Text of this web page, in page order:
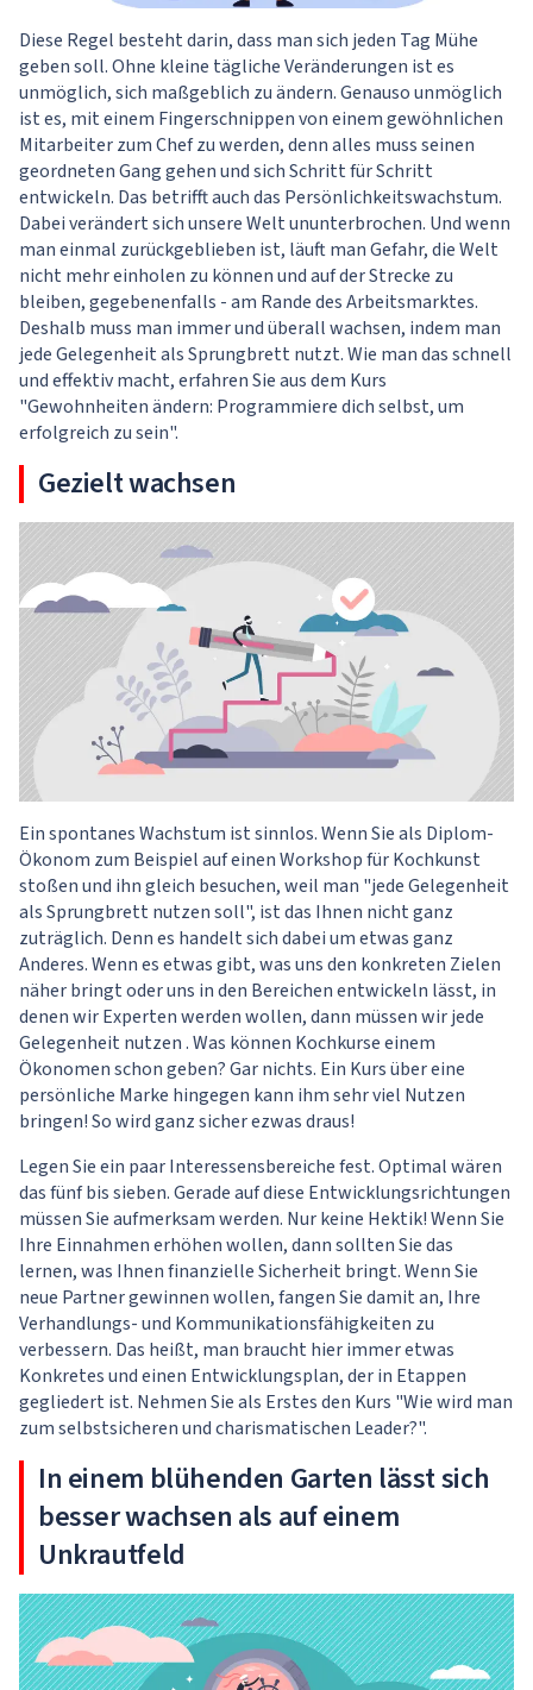
Diese Regel besteht darin, dass man sich jeden Tag Mühe
geben soll. Ohne kleine tägliche Veränderungen ist es
unmöglich, sich maßgeblich zu ändern. Genauso unmöglich
ist es, mit einem Fingerschnippen von einem gewöhnlichen
Mitarbeiter zum Chef zu werden, denn alles muss seinen
geordneten Gang gehen und sich Schritt für Schritt
entwickeln. Das betrifft auch das Persönlichkeitswachstum.
Dabei verändert sich unsere Welt ununterbrochen. Und wenn
man einmal zurückgeblieben ist, läuft man Gefahr, die Welt
nicht mehr einholen zu können und auf der Strecke zu
bleiben, gegebenenfalls - am Rande des Arbeitsmarktes.
Deshalb muss man immer und überall wachsen, indem man
jede Gelegenheit als Sprungbrett nutzt. Wie man das schnell
und effektiv macht, erfahren Sie aus dem Kurs
"Gewohnheiten ändern: Programmiere dich selbst, um
erfolgreich zu sein".
Gezielt wachsen
Ein spontanes Wachstum ist sinnlos. Wenn Sie als Diplom-
Ökonom zum Beispiel auf einen Workshop für Kochkunst
stoßen und ihn gleich besuchen, weil man "jede Gelegenheit
als Sprungbrett nutzen soll", ist das Ihnen nicht ganz
zuträglich. Denn es handelt sich dabei um etwas ganz
Anderes. Wenn es etwas gibt, was uns den konkreten Zielen
näher bringt oder uns in den Bereichen entwickeln lässt, in
denen wir Experten werden wollen, dann müssen wir jede
Gelegenheit nutzen . Was können Kochkurse einem
Ökonomen schon geben? Gar nichts. Ein Kurs über eine
persönliche Marke hingegen kann ihm sehr viel Nutzen
bringen! So wird ganz sicher ezwas draus!
Legen Sie ein paar Interessensbereiche fest. Optimal wären
das fünf bis sieben. Gerade auf diese Entwicklungsrichtungen
müssen Sie aufmerksam werden. Nur keine Hektik! Wenn Sie
Ihre Einnahmen erhöhen wollen, dann sollten Sie das
lernen, was Ihnen finanzielle Sicherheit bringt. Wenn Sie
neue Partner gewinnen wollen, fangen Sie damit an, Ihre
Verhandlungs- und Kommunikationsfähigkeiten zu
verbessern. Das heißt, man braucht hier immer etwas
Konkretes und einen Entwicklungsplan, der in Etappen
gegliedert ist. Nehmen Sie als Erstes den Kurs "Wie wird man
zum selbstsicheren und charismatischen Leader?".
In einem blühenden Garten lässt sich
besser wachsen als auf einem
Unkrautfeld